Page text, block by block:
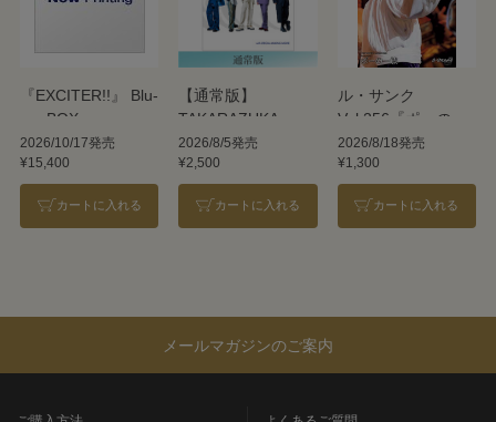
『EXCITER!!』 Blu-
ray BOX
2026/10/17発売
¥15,400
カートに入れる
【通常版】
TAKARAZUKA
REVUE 2026
2026/8/5発売
¥2,500
カートに入れる
ル・サンク
Vol.256『ポーの一
族』＜雪組＞
2026/8/18発売
¥1,300
カートに入れる
メールマガジンのご案内